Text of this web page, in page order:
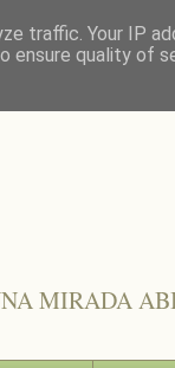
MIRADA
traffic. Your IP
ensure quality of